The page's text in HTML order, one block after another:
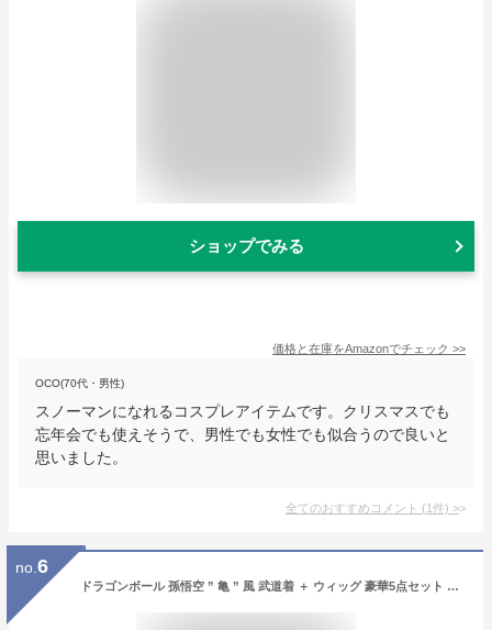
ショップでみる
価格と在庫をAmazonでチェック >>
OCO(70代・男性)
スノーマンになれるコスプレアイテムです。クリスマスでも
忘年会でも使えそうで、男性でも女性でも似合うので良いと
思いました。
全てのおすすめコメント (1件) >
no. 6
ドラゴンボール 孫悟空 ” 亀 ” 風 武道着 ＋ ウィッグ 豪華5点セット コスチューム Lサイズ